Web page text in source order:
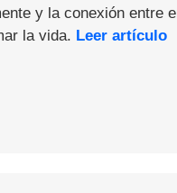
y la conexión entre
la vida. Leer artículo